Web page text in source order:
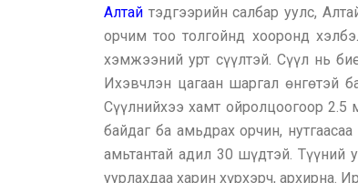
Алтай тэдгээрийн салбар уулс,
орчим тоо толгойнд хооронд
хэмжээний урт сүүлтэй. Сүүл нь
Ихэвчлэн цагаан шаргал өнгөтэй
Сүүлнийхээ хамт ойролцоогоор
байдаг ба амьдрах орчин,
амьтантай адил 30 шүдтэй. Түүний
уурлахдаа харин хүрхэрч, архирна.